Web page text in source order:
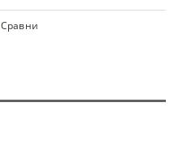
Сравни